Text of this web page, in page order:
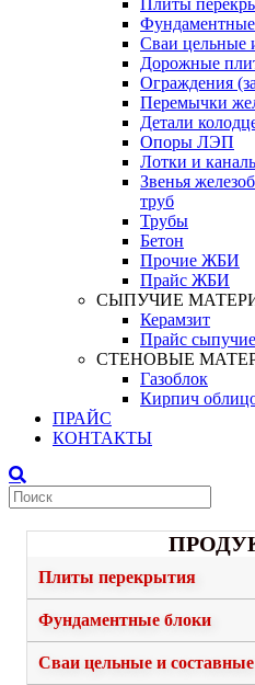
Плиты
Сваи цельные
Дорожные
Ограждения
Перемычки
Детали
Опоры ЛЭП
Лотки и
Звенья
труб
Трубы
Бетон
Прочие ЖБИ
Прайс ЖБИ
СЫПУЧИЕ
Керамзит
Прайс
СТЕНОВЫЕ
Газоблок
Кирпич
ПРАЙС
КОНТАКТЫ
Плиты перекрытия
Фундаментные блоки
Сваи цельные и составные